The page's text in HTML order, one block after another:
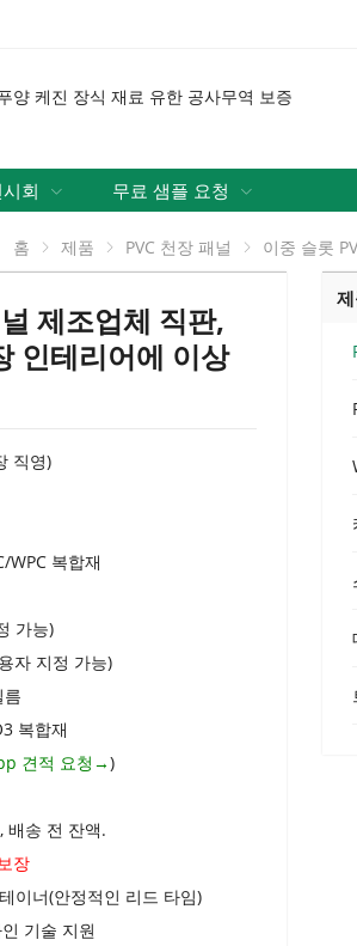
회 무료 샘플 요청
홈 제품 PVC 천장 패널 이중 슬롯 PVC 천장
제조업체 직판,
인테리어에 이상
직영)
WPC 복합재
가능)
자 지정 가능)
름
복합재
견적 요청→)
배송 전 잔액.
장
이너(안정적인 리드 타임)
기술 지원